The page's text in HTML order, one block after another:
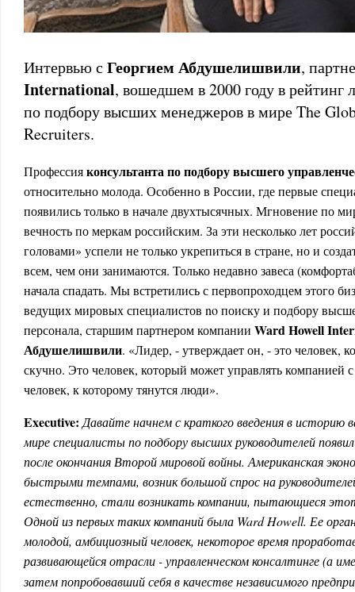
Интервью с Георгием Абдушелишвили,
International, вошедшем в 2000 году в рейтинг
по подбору высших менеджеров в мире The
Recruiters.
Профессияконсультанта по подбору высшего
относительно молода. Особенно в России, где первые
появились только в начале двухтысячных. Мгновение по
вечность по меркам российским. За эти несколько лет
головами» успели не только укрепиться в стране, но и
всем, чем они занимаются. Только недавно завеса
начала спадать. Мы встретились с первопроходцем этого
ведущих мировых специалистов no поиску и подбору
персонала, старшим партнером компании Ward Howell
Абдушелишвили. «Лидер, - утверждает он, - это человек,
скучно. Это человек, который может управлять
человек, к которому тянутся люди».
Executive: Давайте начнем с краткого введения в историю
мире специалисты по подбору высших руководителей
после окончания Второй мировой войны. Американская
быстрыми темпами, возник большой спрос на
естественно, стали возникать компании, пытающиеся
Одной из первых таких компаний была Ward Howell. Ее
молодой, амбициозный человек, некоторое время
развивающейся отрасли - управленческом консалтинге (а
затем попробовавший себя в качестве независимого